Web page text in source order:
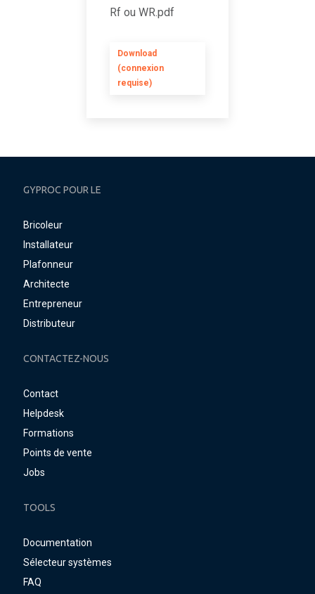
Rf ou WR.pdf
Download
(connexion
requise)
GYPROC POUR LE
Bricoleur
Installateur
Plafonneur
Architecte
Entrepreneur
Distributeur
CONTACTEZ-NOUS
Contact
Helpdesk
Formations
Points de vente
Jobs
TOOLS
Documentation
Sélecteur systèmes
FAQ